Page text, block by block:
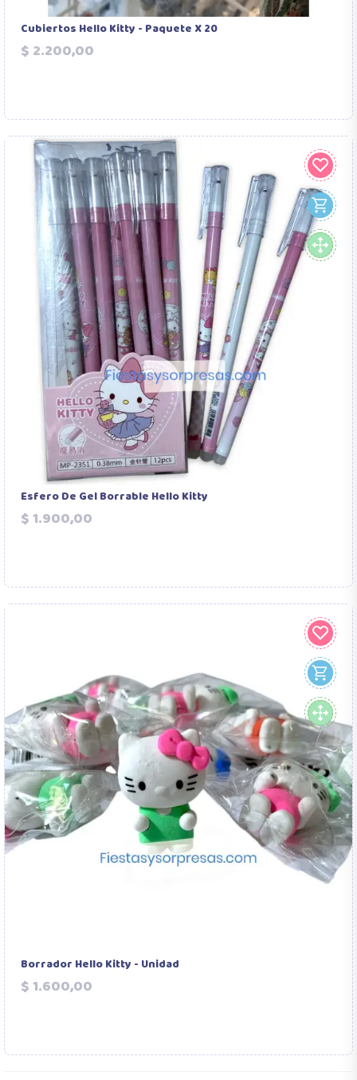
Cubiertos Hello Kitty - Paquete X 20
$ 2.200,00
Esfero De Gel Borrable Hello Kitty
$ 1.900,00
Borrador Hello Kitty - Unidad
$ 1.600,00